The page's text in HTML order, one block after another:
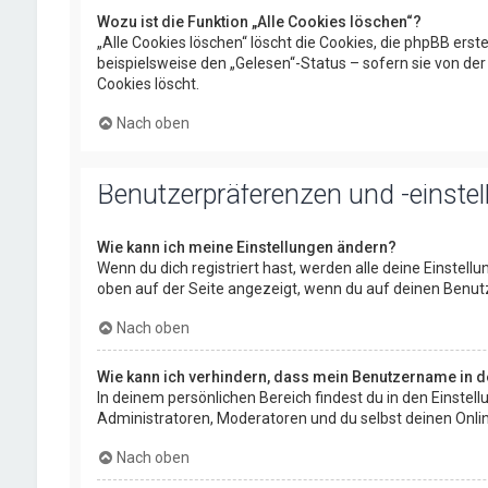
Wozu ist die Funktion „Alle Cookies löschen“?
„Alle Cookies löschen“ löscht die Cookies, die phpBB
beispielsweise den „Gelesen“-Status – sofern sie von
Cookies löscht.
Nach oben
Benutzerpräferenzen und -
Wie kann ich meine Einstellungen ändern?
Wenn du dich registriert hast, werden alle deine
oben auf der Seite angezeigt, wenn du auf deinen
Nach oben
Wie kann ich verhindern, dass mein Benutzername in
In deinem persönlichen Bereich findest du in den
Administratoren, Moderatoren und du selbst deinen
Nach oben